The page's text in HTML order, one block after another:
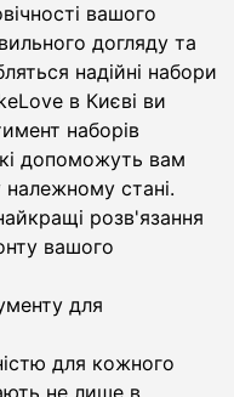
вашого
догляду та
надійні набори
в Києві ви
наборів
допоможуть вам
стані.
розв'язання
вашого
для
для кожного
не лише в